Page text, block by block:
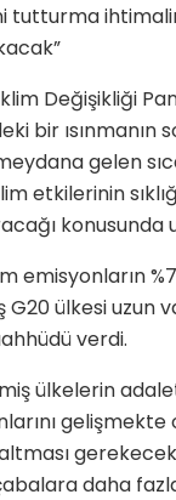
tutturma
Değişikliği
bir ısınmanın
gelen
etkilerinin
konusunda
emisyonların
ülkesi uzun
verdi.
ülkelerin
daha